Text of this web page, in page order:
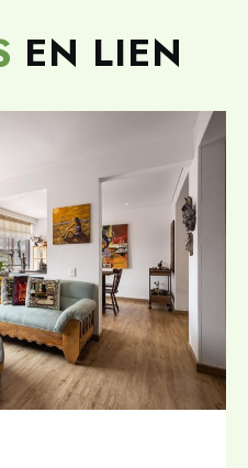
EN LIEN